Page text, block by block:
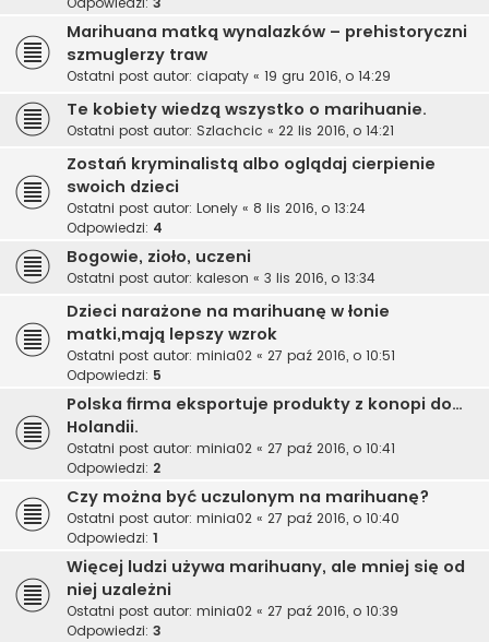
Marihuana matką wynalazków – prehistoryczni
szmuglerzy traw
Ostatni post autor: ciapaty « 19 gru 2016, o 14:29
Te kobiety wiedzą wszystko o marihuanie.
Ostatni post autor: Szlachcic « 22 lis 2016, o 14:21
Zostań kryminalistą albo oglądaj cierpienie
swoich dzieci
Ostatni post autor: Lonely « 8 lis 2016, o 13:24
Odpowiedzi: 4
Bogowie, zioło, uczeni
Ostatni post autor: kaleson « 3 lis 2016, o 13:34
Dzieci narażone na marihuanę w łonie
matki,mają lepszy wzrok
Ostatni post autor: minia02 « 27 paź 2016, o 10:51
Odpowiedzi: 5
Polska firma eksportuje produkty z konopi do…
Holandii.
Ostatni post autor: minia02 « 27 paź 2016, o 10:41
Odpowiedzi: 2
Czy można być uczulonym na marihuanę?
Ostatni post autor: minia02 « 27 paź 2016, o 10:40
Odpowiedzi: 1
Więcej ludzi używa marihuany, ale mniej się od
niej uzależni
Ostatni post autor: minia02 « 27 paź 2016, o 10:39
Odpowiedzi: 3